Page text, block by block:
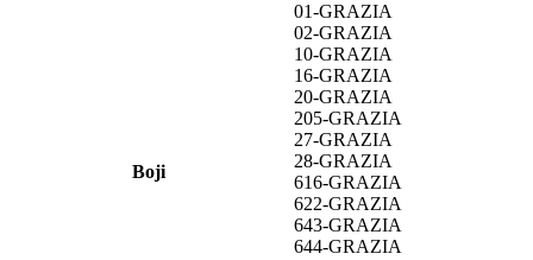
Boji
01-GRAZIA
02-GRAZIA
10-GRAZIA
16-GRAZIA
20-GRAZIA
205-GRAZIA
27-GRAZIA
28-GRAZIA
616-GRAZIA
622-GRAZIA
643-GRAZIA
644-GRAZIA